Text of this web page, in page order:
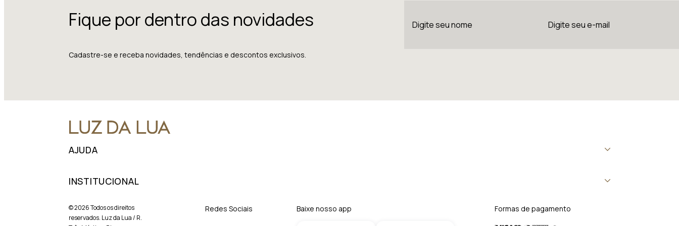
Fique por dentro das novidades
Cadastre-se e receba novidades, tendências e descontos exclusivos.
AJUDA
INSTITUCIONAL
© 2026 Todos os direitos
reservados. Luz da Lua / R.
Redes Sociais Baixe nosso app Formas de pagamento